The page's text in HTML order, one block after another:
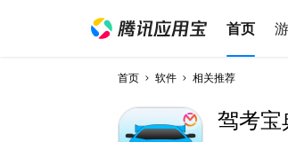
首页
首页 软件 相关推荐
驾考宝